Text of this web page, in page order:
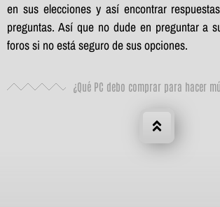
en sus elecciones y así encontrar
preguntas. Así que no dude en preguntar a
foros si no está seguro de sus opciones.
¿Qué PC debo comprar para hacer